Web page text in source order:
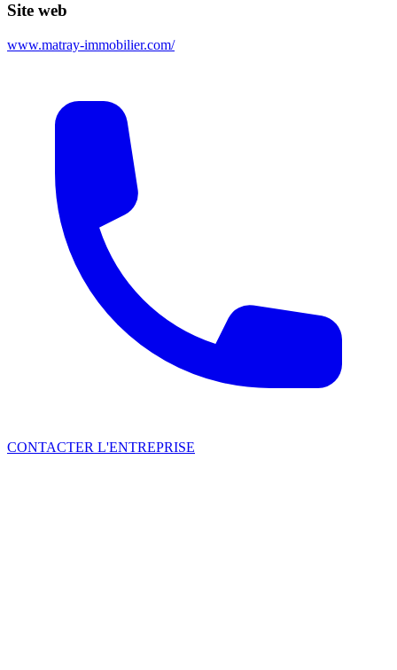
Site web
www.matray-immobilier.com/
CONTACTER L'ENTREPRISE